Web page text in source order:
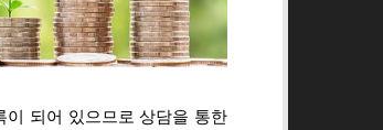
이 되어 있으므로 상담을 통한